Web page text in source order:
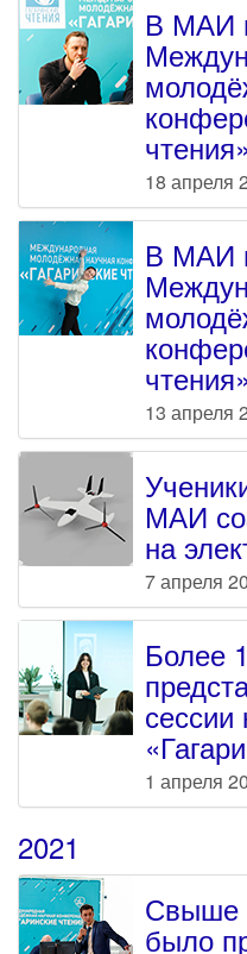
В МАИ
чтения»
18 апреля
В МАИ
чтения»
13 апреля
МАИ
на
7 апреля
Более
1 апреля
2021
Свыше
было